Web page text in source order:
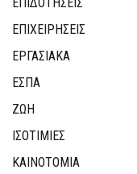
ΕΠΙΧΕΙΡΗΣΕΙΣ
ΕΡΓΑΣΙΑΚΑ
ΕΣΠΑ
ΖΩΗ
ΙΣΟΤΙΜΙΕΣ
ΚΑΙΝΟΤΟΜΊΑ